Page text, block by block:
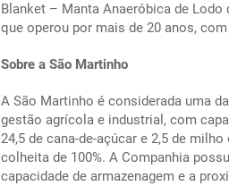
Blanket – Manta Anaeróbica de Lodo
que operou por mais de 20 anos,
Sobre a São Martinho
A São Martinho é considerada uma
gestão agrícola e industrial, com
24,5 de cana-de-açúcar e 2,5 de
colheita de 100%. A Companhia
capacidade de armazenagem e a